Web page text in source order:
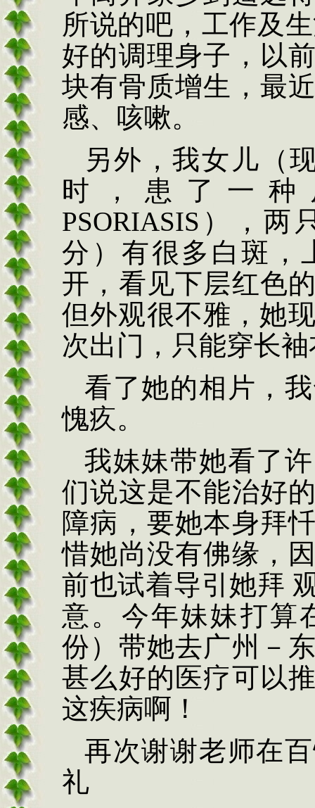
所说的吧，工作及
好的调理身子，以
块有骨质增生，最
感、咳嗽。
另外，我女儿（
时，患了一
PSORIASIS ），两
分）有很多白斑，
开，看见下层红色
但外观很不雅，她
次出门，只能穿长
看了她的相片，
愧疚。
我妹妹带她看了
们说这是不能治好
障病，要她本身拜
惜她尚没有佛缘，
前也试着导引她拜
意。今年妹妹打算
份）带她去广州－
甚么好的医疗可以
这疾病啊！
再次谢谢老师在
礼